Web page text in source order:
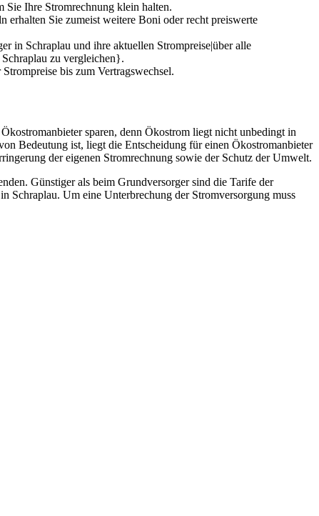
Sie Ihre Stromrechnung klein halten.
erhalten Sie zumeist weitere Boni oder recht preiswerte
in Schraplau und ihre aktuellen Strompreise|über alle
zu vergleichen}.
bis zum Vertragswechsel.
sparen, denn Ökostrom liegt nicht unbedingt in
Bedeutung ist, liegt die Entscheidung für einen Ökostromanbieter
der eigenen Stromrechnung sowie der Schutz der Umwelt.
Günstiger als beim Grundversorger sind die Tarife der
Schraplau. Um eine Unterbrechung der Stromversorgung muss